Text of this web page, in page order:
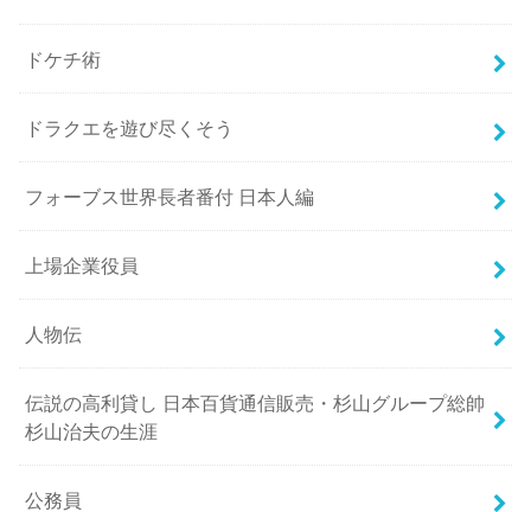
ドケチ術
ドラクエを遊び尽くそう
フォーブス世界長者番付 日本人編
上場企業役員
人物伝
伝説の高利貸し 日本百貨通信販売・杉山グループ総帥
杉山治夫の生涯
公務員